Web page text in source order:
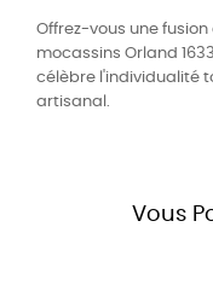
Offrez-vous une
mocassins Orland
célèbre l'individualité
artisanal.
Vous